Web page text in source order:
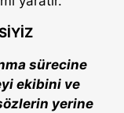
sürecine
ekibini ve
yerine